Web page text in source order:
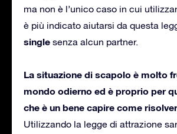
ma non è l’unico caso in cui
è più indicato aiutarsi da questa
single senza alcun partner.
La situazione di scapolo è molto
mondo odierno ed è proprio per
che è un bene capire come
Utilizzando la legge di attrazione